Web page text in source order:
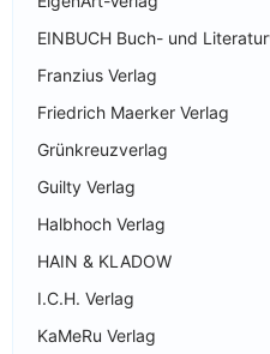
EINBUCH Buch- und
Franzius Verlag
Friedrich Maerker Verlag
Grünkreuzverlag
Guilty Verlag
Halbhoch Verlag
HAIN & KLADOW
I.C.H. Verlag
KaMeRu Verlag